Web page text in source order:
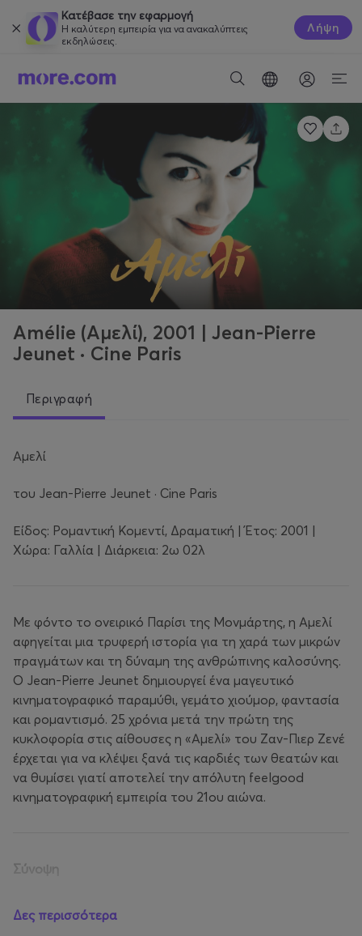
Κατέβασε την εφαρμογή
Η καλύτερη εμπειρία για να ανακαλύπτεις
εκδηλώσεις.
Λήψη
Amélie (Αμελί), 2001 | Jean-Pierre
Jeunet · Cine Paris
Περιγραφή
Αμελί
του Jean-Pierre Jeunet · Cine Paris
Είδος: Ρομαντική Κομεντί, Δραματική | Έτος: 2001 |
Χώρα: Γαλλία | Διάρκεια: 2ω 02λ
Με φόντο το ονειρικό Παρίσι της Μονμάρτης, η Αμελί
αφηγείται μια τρυφερή ιστορία για τη χαρά των μικρών
πραγμάτων και τη δύναμη της ανθρώπινης καλοσύνης.
Ο Jean-Pierre Jeunet δημιουργεί ένα μαγευτικό
κινηματογραφικό παραμύθι, γεμάτο χιούμορ, φαντασία
και ρομαντισμό. 25 χρόνια μετά την πρώτη της
κυκλοφορία στις αίθουσες η «Αμελί» του Ζαν-Πιερ Ζενέ
έρχεται για να κλέψει ξανά τις καρδιές των θεατών και
να θυμίσει γιατί αποτελεί την απόλυτη feelgood
κινηματογραφική εμπειρία του 21ου αιώνα.
Σύνοψη
Η Αμελί Πουλέν είναι μια μοναχική νεαρή γυναίκα που ζει
στο Παρίσι και εργάζεται ως σερβιτόρα σε ένα μικρό
Δες περισσότερα